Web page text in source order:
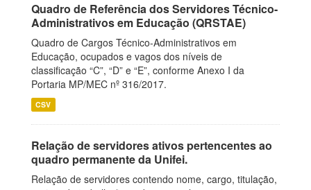
Quadro de Referência dos Servidores Técnico-
Administrativos em Educação (QRSTAE)
Quadro de Cargos Técnico-Administrativos em
Educação, ocupados e vagos dos níveis de
classificação “C”, “D” e “E”, conforme Anexo I da
Portaria MP/MEC nº 316/2017.
CSV
Relação de servidores ativos pertencentes ao
quadro permanente da Unifei.
Relação de servidores contendo nome, cargo, titulação,